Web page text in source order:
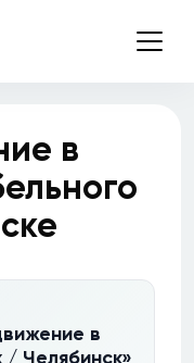
в
в
Челябинск»